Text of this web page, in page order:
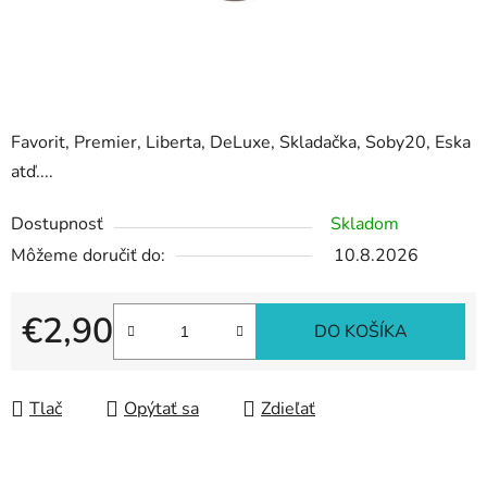
Favorit, Premier, Liberta, DeLuxe, Skladačka, Soby20, Eska
atď....
Dostupnosť
Skladom
Môžeme doručiť do:
10.8.2026
€2,90
Jednotková cena:
DO KOŠÍKA
Tlač Opýtať sa Zdieľať